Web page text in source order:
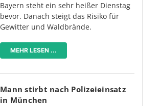
Bayern steht ein sehr heißer Dienstag
bevor. Danach steigt das Risiko für
Gewitter und Waldbrände.
MEHR LESEN ...
Mann stirbt nach Polizeieinsatz
in München